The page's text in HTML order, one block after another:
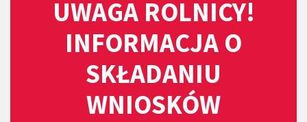
UWAGA ROLNICY!
INFORMACJA O
SKŁADANIU
WNIOSKÓW